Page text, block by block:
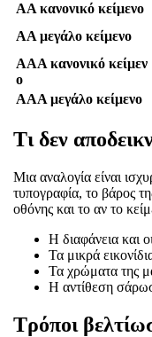
AA κανονικό κείμενο
AA μεγάλο κείμενο
AAA κανονικό κείμεν
ο
AAA μεγάλο κείμενο
Τι δεν
Μια αναλογία είναι
τυπογραφία, το βάρος
οθόνης και το αν το
Η διαφάνεια και
Τα μικρά
Τα χρώματα της
Η αντίθεση
Τρόποι